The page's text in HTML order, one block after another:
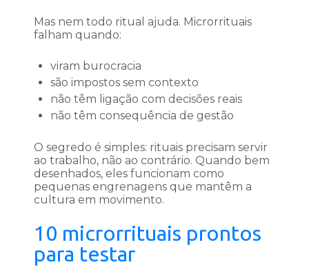
Mas nem todo ritual ajuda. Microrrituais
falham quando:
viram burocracia
são impostos sem contexto
não têm ligação com decisões reais
não têm consequência de gestão
O segredo é simples: rituais precisam servir
ao trabalho, não ao contrário. Quando bem
desenhados, eles funcionam como
pequenas engrenagens que mantêm a
cultura em movimento.
10 microrrituais prontos
para testar